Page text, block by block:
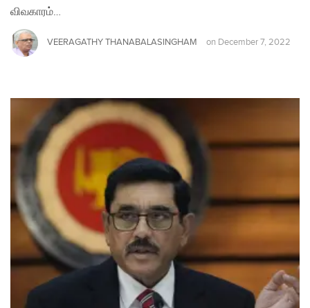
விவகாரம்…
VEERAGATHY THANABALASINGHAM on December 7, 2022